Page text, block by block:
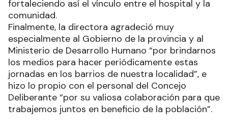
fortaleciendo así el vínculo entre el hospital y la
comunidad.
Finalmente, la directora agradeció muy
especialmente al Gobierno de la provincia y al
Ministerio de Desarrollo Humano “por brindarnos
los medios para hacer periódicamente estas
jornadas en los barrios de nuestra localidad”, e
hizo lo propio con el personal del Concejo
Deliberante “por su valiosa colaboración para que
trabajemos juntos en beneficio de la población”.